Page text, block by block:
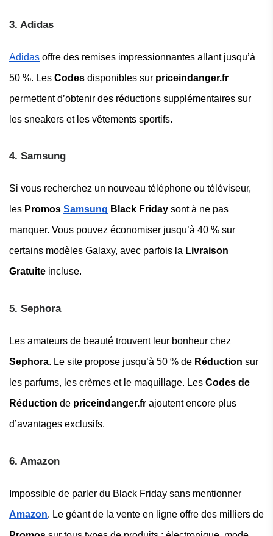
3. Adidas
Adidas offre des remises impressionnantes allant jusqu’à
50 %. Les Codes disponibles sur priceindanger.fr
permettent d’obtenir des réductions supplémentaires sur
les sneakers et les vêtements sportifs.
4. Samsung
Si vous recherchez un nouveau téléphone ou téléviseur,
les Promos Samsung Black Friday sont à ne pas
manquer. Vous pouvez économiser jusqu’à 40 % sur
certains modèles Galaxy, avec parfois la Livraison
Gratuite incluse.
5. Sephora
Les amateurs de beauté trouvent leur bonheur chez
Sephora. Le site propose jusqu’à 50 % de Réduction sur
les parfums, les crèmes et le maquillage. Les Codes de
Réduction de priceindanger.fr ajoutent encore plus
d’avantages exclusifs.
6. Amazon
Impossible de parler du Black Friday sans mentionner
Amazon. Le géant de la vente en ligne offre des milliers de